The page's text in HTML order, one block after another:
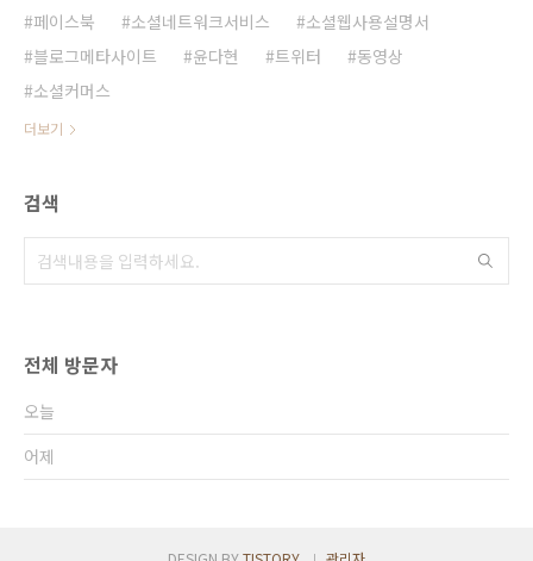
페이스북
소셜네트워크서비스
소셜웹사용설명서
블로그메타사이트
윤다현 트위터
동영상
소셜커머스
더보기
검색
전체 방문자
오늘
어제